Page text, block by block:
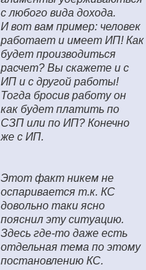
с любого вида дохода.
И вот вам пример: человек
работает и имеет ИП! Как
будет производиться
расчет? Вы скажете и с
ИП и с другой работы!
Тогда бросив работу он
как будет платить по
СЗП или по ИП? Конечно
же с ИП.
Этот факт никем не
оспаривается т.к. КС
довольно таки ясно
пояснил эту ситуацию.
Здесь где-то даже есть
отдельная тема по этому
постановлению КС.